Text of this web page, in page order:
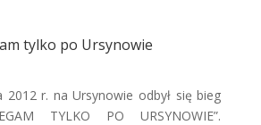
tylko po Ursynowie
2012 r. na Ursynowie odbył się bieg
TYLKO PO URSYNOWIE”.